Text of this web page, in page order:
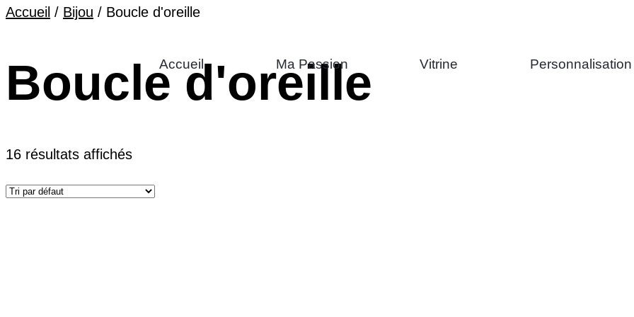
Accueil Ma Passion Vitrine Personnalisation
Accueil / Bijou / Boucle d'oreille
Boucle d'oreille
16 résultats affichés